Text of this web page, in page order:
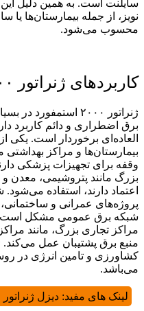
سایلنت است. به همین دلیل
نویز، از جمله بیمارستان‌ها یا
محسوب می‌شود.
کاربردهای ژنراتور ۲۰۰۰ استمفورد
ژنراتور ۲۰۰۰
برق اضطراری و دائم کاربرد
العاده‌ای برخوردار است. یکی
بیمارستان‌ها و مراکز بهداشتی
وقفه برای تجهیزات پزشکی
بزرگ مانند پتروشیمی، معدن و
اعتماد دارند، استفاده می‌شود.
پروژه‌های عمرانی و
شبکه برق عمومی مشکل است،
مراکز تجاری بزرگ، مانند
منبع برق پشتیبان عمل می‌کند.
کشاورزی و تامین انرژی در
می‌باشد.
لینک های مفید: دیزل ژنراتور